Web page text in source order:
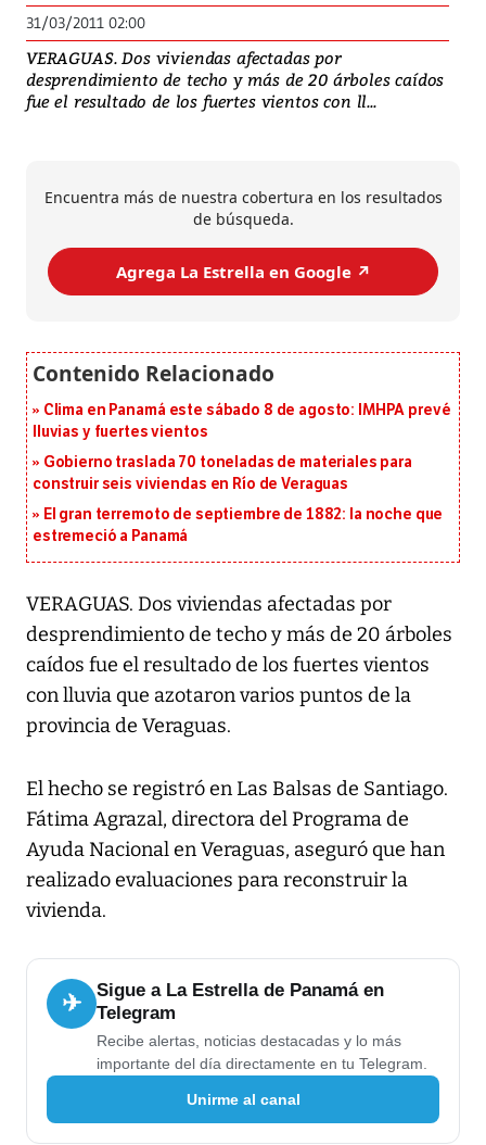
31/03/2011 02:00
VERAGUAS. Dos viviendas afectadas por
desprendimiento de techo y más de 20 árboles caídos
fue el resultado de los fuertes vientos con ll...
Encuentra más de nuestra cobertura en los resultados
de búsqueda.
Agrega La Estrella en Google ↗️
Clima en Panamá este sábado 8 de agosto: IMHPA prevé
lluvias y fuertes vientos
Gobierno traslada 70 toneladas de materiales para
construir seis viviendas en Río de Veraguas
El gran terremoto de septiembre de 1882: la noche que
estremeció a Panamá
VERAGUAS. Dos viviendas afectadas por
desprendimiento de techo y más de 20 árboles
caídos fue el resultado de los fuertes vientos
con lluvia que azotaron varios puntos de la
provincia de Veraguas.
El hecho se registró en Las Balsas de Santiago.
Fátima Agrazal, directora del Programa de
Ayuda Nacional en Veraguas, aseguró que han
realizado evaluaciones para reconstruir la
vivienda.
✈
Sigue a La Estrella de Panamá en
Telegram
Recibe alertas, noticias destacadas y lo más
importante del día directamente en tu Telegram.
Unirme al canal